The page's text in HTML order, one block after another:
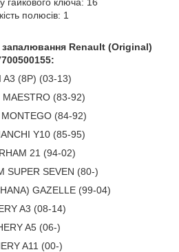
полюсів: 1
запалювання Renault (Original)
:
A3 (8P) (03-13)
MAESTRO (83-92)
(84-92)
Y10 (85-95)
21 (94-02)
SUPER SEVEN (80-)
GAZELLE (99-04)
A3 (08-14)
A5 (06-)
A11 (00-)